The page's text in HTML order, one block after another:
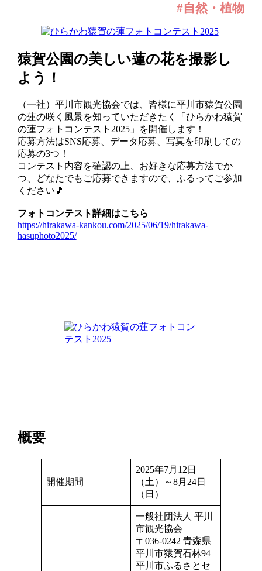
#自然・植物
猿賀公園の美しい蓮の花を撮影し
よう！
（一社）平川市観光協会では、皆様に平川市猿賀公園
の蓮の咲く風景を知っていただきたく「ひらかわ猿賀
の蓮フォトコンテスト2025」を開催します！
応募方法はSNS応募、データ応募、写真を印刷しての
応募の3つ！
コンテスト内容を確認の上、お好きな応募方法でか
つ、どなたでもご応募できますので、ふるってご参加
ください🎵
フォトコンテスト詳細はこちら
https://hirakawa-kankou.com/2025/06/19/hirakawa-
hasuphoto2025/
概要
開催期間
2025年7月12日
（土）～8月24日
（日）
一般社団法人 平川
市観光協会
〒036-0242 青森県
平川市猿賀石林94
平川市ふるさとセ